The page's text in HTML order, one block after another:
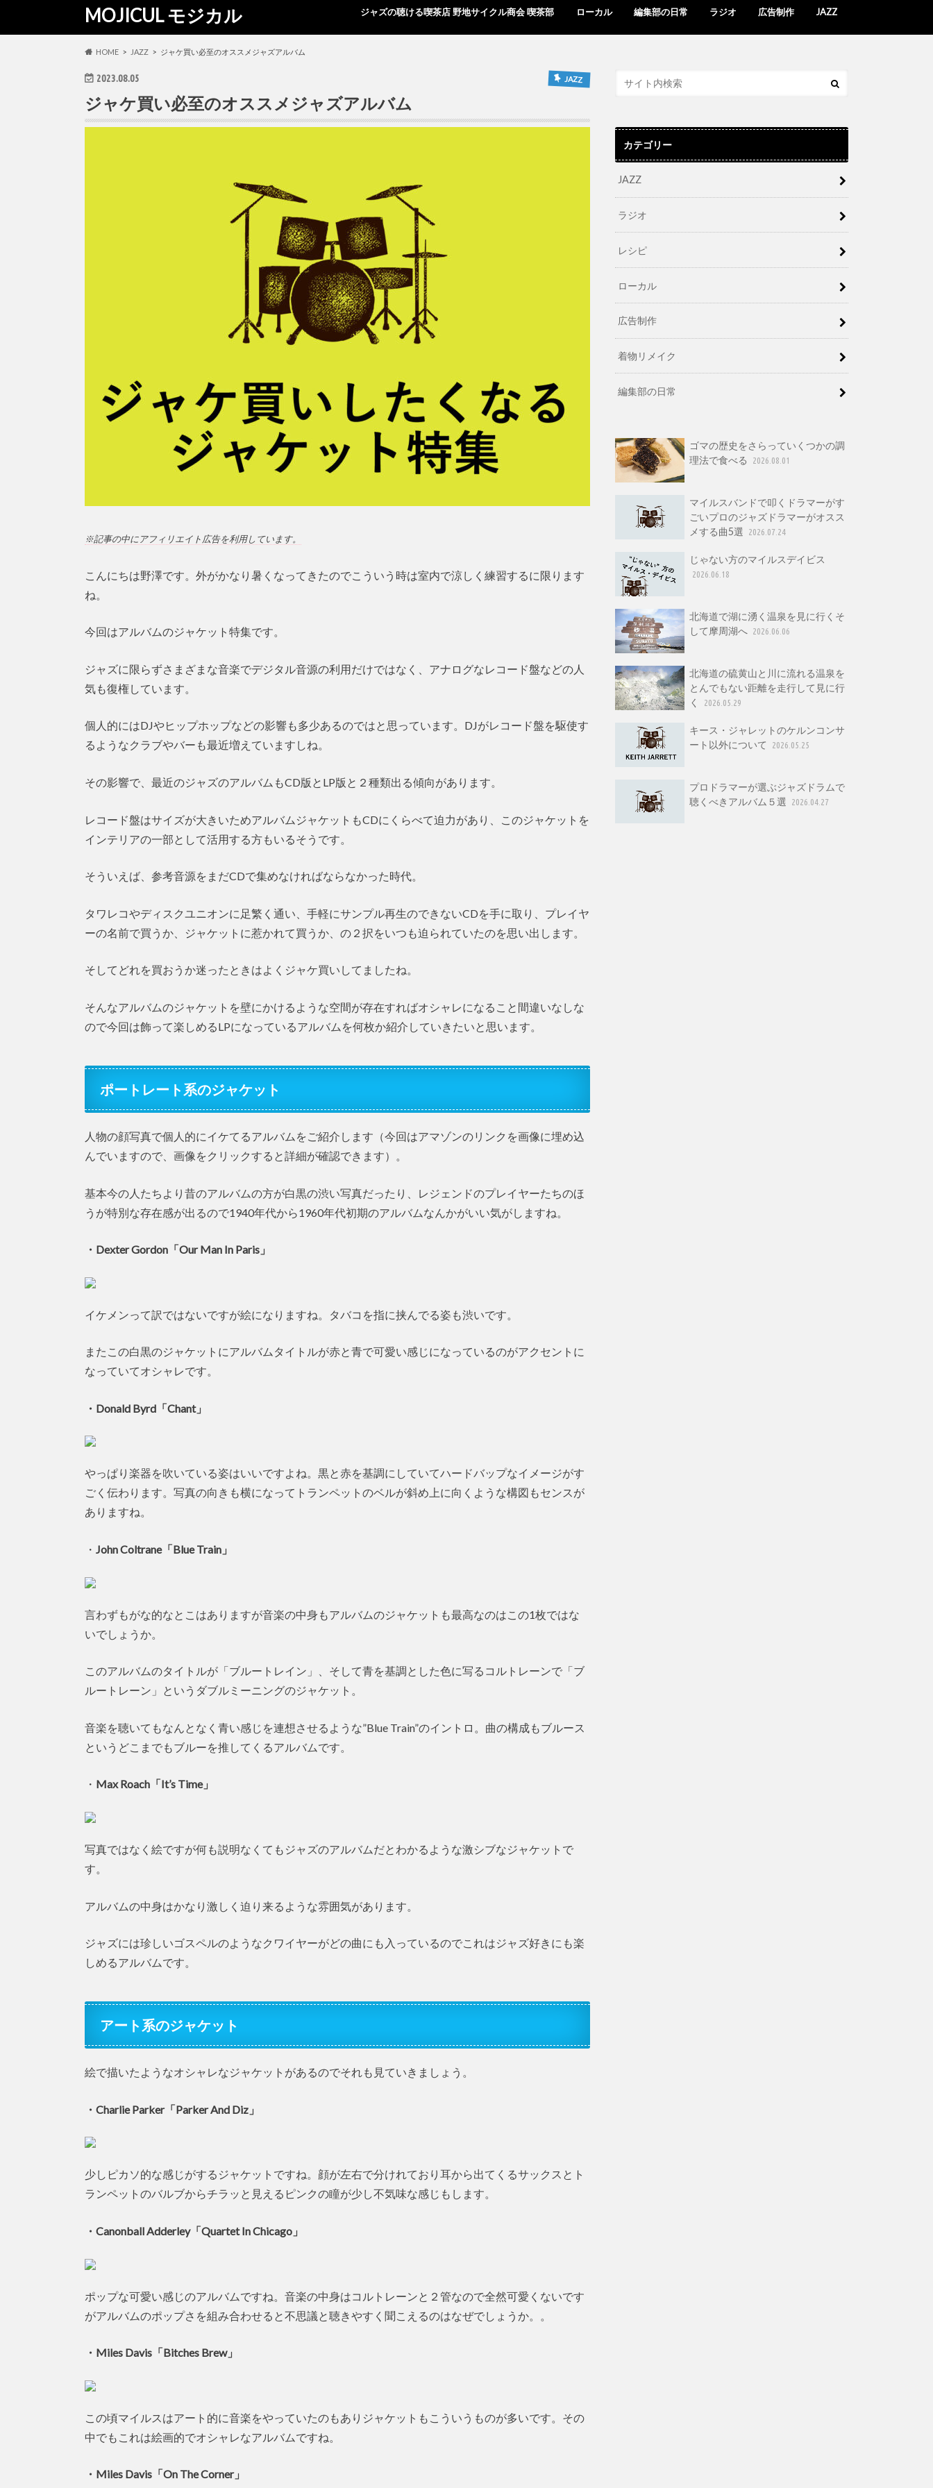
MOJICUL モジカル ジャズの聴ける喫茶店 野地サイクル商会 喫茶部 ローカル 編集部の日常 ラジオ 広告制作 JAZZ
HOME JAZZ ジャケ買い必至のオススメジャズアルバム
2023.08.05 JAZZ
ジャケ買い必至のオススメジャズアルバム
※記事の中にアフィリエイト広告を利用しています。
こんにちは野澤です。外がかなり暑くなってきたのでこういう時は室内で涼しく練習するに限ります
ね。
今回はアルバムのジャケット特集です。
ジャズに限らずさまざまな音楽でデジタル音源の利用だけではなく、アナログなレコード盤などの人
気も復権しています。
個人的にはDJやヒップホップなどの影響も多少あるのではと思っています。DJがレコード盤を駆使す
るようなクラブやバーも最近増えていますしね。
その影響で、最近のジャズのアルバムもCD版とLP版と２種類出る傾向があります。
レコード盤はサイズが大きいためアルバムジャケットもCDにくらべて迫力があり、このジャケットを
インテリアの一部として活用する方もいるそうです。
そういえば、参考音源をまだCDで集めなければならなかった時代。
タワレコやディスクユニオンに足繁く通い、手軽にサンプル再生のできないCDを手に取り、プレイヤ
ーの名前で買うか、ジャケットに惹かれて買うか、の２択をいつも迫られていたのを思い出します。
そしてどれを買おうか迷ったときはよくジャケ買いしてましたね。
そんなアルバムのジャケットを壁にかけるような空間が存在すればオシャレになること間違いなしな
ので今回は飾って楽しめるLPになっているアルバムを何枚か紹介していきたいと思います。
ポートレート系のジャケット
人物の顔写真で個人的にイケてるアルバムをご紹介します（今回はアマゾンのリンクを画像に埋め込
んでいますので、画像をクリックすると詳細が確認できます）。
基本今の人たちより昔のアルバムの方が白黒の渋い写真だったり、レジェンドのプレイヤーたちのほ
うが特別な存在感が出るので1940年代から1960年代初期のアルバムなんかがいい気がしますね。
・Dexter Gordon「Our Man In Paris」
イケメンって訳ではないですが絵になりますね。タバコを指に挟んでる姿も渋いです。
またこの白黒のジャケットにアルバムタイトルが赤と青で可愛い感じになっているのがアクセントに
なっていてオシャレです。
・Donald Byrd「Chant」
やっぱり楽器を吹いている姿はいいですよね。黒と赤を基調にしていてハードバップなイメージがす
ごく伝わります。写真の向きも横になってトランペットのベルが斜め上に向くような構図もセンスが
ありますね。
・ John Coltrane「Blue Train」
言わずもがな的なとこはありますが音楽の中身もアルバムのジャケットも最高なのはこの1枚ではな
いでしょうか。
このアルバムのタイトルが「ブルートレイン」、そして青を基調とした色に写るコルトレーンで「ブ
ルートレーン」というダブルミーニングのジャケット。
音楽を聴いてもなんとなく青い感じを連想させるような”Blue Train”のイントロ。曲の構成もブルース
というどこまでもブルーを推してくるアルバムです。
・ Max Roach「It’s Time」
写真ではなく絵ですが何も説明なくてもジャズのアルバムだとわかるような激シブなジャケットで
す。
アルバムの中身はかなり激しく迫り来るような雰囲気があります。
ジャズには珍しいゴスペルのようなクワイヤーがどの曲にも入っているのでこれはジャズ好きにも楽
しめるアルバムです。
アート系のジャケット
絵で描いたようなオシャレなジャケットがあるのでそれも見ていきましょう。
・Charlie Parker「Parker And Diz」
少しピカソ的な感じがするジャケットですね。顔が左右で分けれており耳から出てくるサックスとト
ランペットのバルブからチラッと見えるピンクの瞳が少し不気味な感じもします。
・Canonball Adderley「Quartet In Chicago」
ポップな可愛い感じのアルバムですね。音楽の中身はコルトレーンと２管なので全然可愛くないです
がアルバムのポップさを組み合わせると不思議と聴きやすく聞こえるのはなぜでしょうか。。
・Miles Davis「Bitches Brew」
この頃マイルスはアート的に音楽をやっていたのもありジャケットもこういうものが多いです。その
中でもこれは絵画的でオシャレなアルバムですね。
・Miles Davis「On The Corner」
カテゴリー
JAZZ
ラジオ
レシピ
ローカル
広告制作
着物リメイク
編集部の日常
ゴマの歴史をさらっていくつかの調
理法で食べる
2026.08.01
マイルスバンドで叩くドラマーがす
ごいプロのジャズドラマーがオスス
メする曲5選
2026.07.24
じゃない方のマイルスデイビス
2026.06.18
北海道で湖に湧く温泉を見に行くそ
して摩周湖へ 2026.06.06
北海道の硫黄山と川に流れる温泉を
とんでもない距離を走行して見に行
く
2026.05.29
キース・ジャレットのケルンコンサ
ート以外について
2026.05.25
プロドラマーが選ぶジャズドラムで
聴くべきアルバム５選
2026.04.27